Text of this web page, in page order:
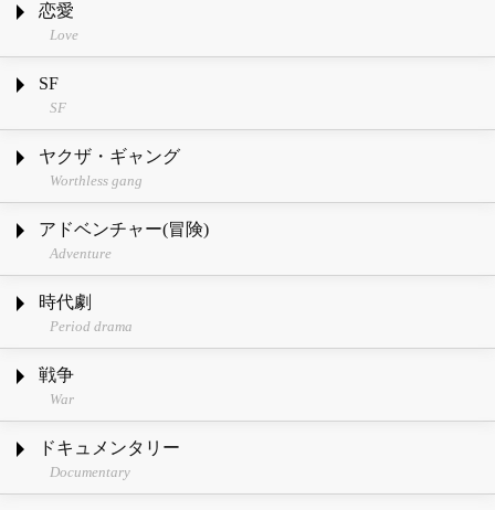
恋愛
Love
SF
SF
ヤクザ・ギャング
Worthless gang
アドベンチャー(冒険)
Adventure
時代劇
Period drama
戦争
War
ドキュメンタリー
Documentary